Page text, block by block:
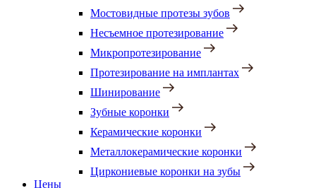
Мостовидные протезы зубов
Несъемное протезирование
Микропротезирование
Протезирование на имплантах
Шинирование
Зубные коронки
Керамические коронки
Металлокерамические коронки
Циркониевые коронки на зубы
Цены